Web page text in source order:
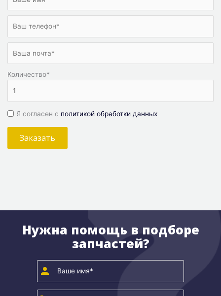
Количество*
Я согласен с политикой обработки данных
Заказать
Нужна помощь в подборе
запчастей?